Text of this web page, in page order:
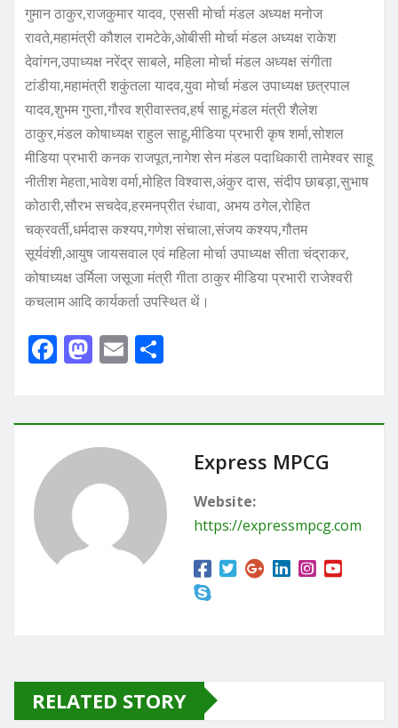
गुमान ठाकुर,राजकुमार यादव, एससी मोर्चा मंडल अध्यक्ष मनोज
रावते,महामंत्री कौशल रामटेके,ओबीसी मोर्चा मंडल अध्यक्ष राकेश
देवांगन,उपाध्यक्ष नरेंद्र साबले, महिला मोर्चा मंडल अध्यक्ष संगीता
टांडीया,महामंत्री शकुंतला यादव,युवा मोर्चा मंडल उपाध्यक्ष छत्रपाल
यादव,शुभम गुप्ता,गौरव श्रीवास्तव,हर्ष साहू,मंडल मंत्री शैलेश
ठाकुर,मंडल कोषाध्यक्ष राहुल साहू,मीडिया प्रभारी कृष शर्मा,सोशल
मीडिया प्रभारी कनक राजपूत,नागेश सेन मंडल पदाधिकारी तामेश्वर साहू
नीतीश मेहता,भावेश वर्मा,मोहित विश्वास,अंकुर दास, संदीप छाबड़ा,सुभाष
कोठारी,सौरभ सचदेव,हरमनप्रीत रंधावा, अभय ठगेल,रोहित
चक्रवर्ती,धर्मदास कश्यप,गणेश संचाला,संजय कश्यप,गौतम
सूर्यवंशी,आयुष जायसवाल एवं महिला मोर्चा उपाध्यक्ष सीता चंद्राकर,
कोषाध्यक्ष उर्मिला जसूजा मंत्री गीता ठाकुर मीडिया प्रभारी राजेश्वरी
कचलाम आदि कार्यकर्ता उपस्थित थें।
F
e
b
o
k
M
o
o
E
l e
Express MPCG
Website:
https://expressmpcg.com
RELATED STORY